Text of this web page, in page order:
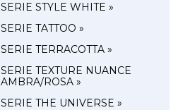
SERIE STYLE WHITE »
SERIE TATTOO »
SERIE TERRACOTTA »
SERIE TEXTURE NUANCE
AMBRA/ROSA »
SERIE THE UNIVERSE »